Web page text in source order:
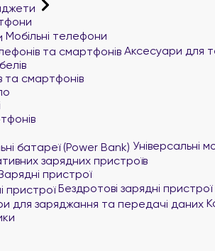
Мобільні телефони
Аксесуари для
та смартфонів
Універсальні
зарядних пристроїв
пристрої
Бездротові зарядні пристрої